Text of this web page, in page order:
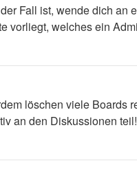
Fall ist, wende dich an
vorliegt, welches ein
löschen viele Boards
an den Diskussionen teil!